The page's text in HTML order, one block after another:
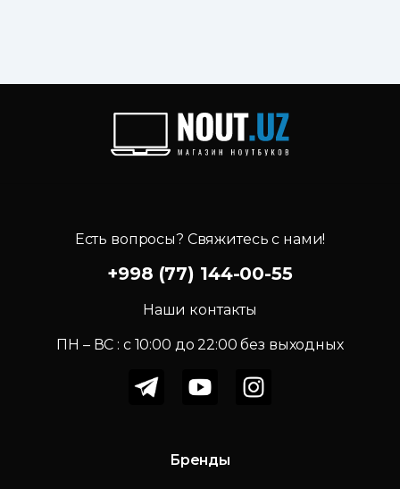
Есть вопросы? Свяжитесь с нами!
+998 (77) 144-00-55
Наши контакты
ПН – ВС : c 10:00 до 22:00 без выходных
Бренды